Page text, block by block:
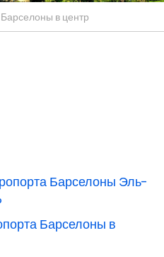
в центр
Барселоны Эль-
Барселоны в